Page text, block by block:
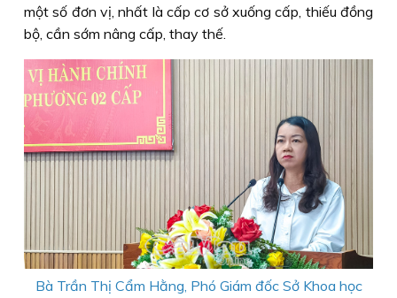
một số đơn vị, nhất là cấp cơ sở xuống cấp, thiếu đồng
bộ, cần sớm nâng cấp, thay thế.
Bà Trần Thị Cẩm Hằng, Phó Giám đốc Sở Khoa học